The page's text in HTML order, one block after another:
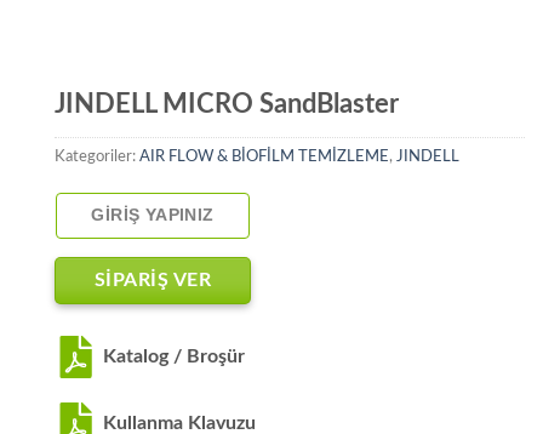
JINDELL MICRO SandBlaster
Kategoriler: AIR FLOW & BİOFİLM TEMİZLEME , JINDELL
GIRIŞ YAPINIZ
SİPARİŞ VER
Katalog / Broşür
Kullanma Klavuzu